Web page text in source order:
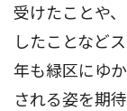
受けたことや
したことなど
年も緑区にゆ
される姿を期